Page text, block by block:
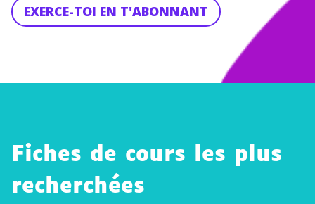
EXERCE-TOI EN T'ABONNANT
Fiches de cours les plus
recherchées